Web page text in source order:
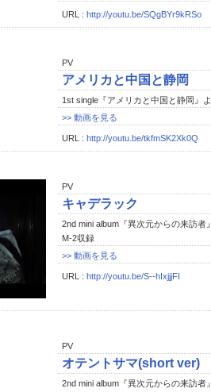
URL : http://youtu.be/SQgBYr9kRSo
PV
アメリカと中国と静岡
1st single『アメリカと中国と静岡』
>> 動画を見る
URL : http://youtu.be/tkfmSK2Xk0Q
PV
キャデラック
2nd mini album『異次元からの来訪者
M-2収録
>> 動画を見る
URL : http://youtu.be/S--hIxjjjFI
PV
オテントサマ(short ver)
2nd mini album『異次元からの来訪者